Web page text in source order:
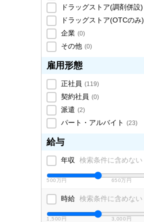
ドラッグストア(調剤併設)
ドラッグストア(OTCのみ)
企業 (0)
その他 (0)
雇用形態
正社員 (119)
契約社員 (0)
派遣 (2)
パート・アルバイト (23)
給与
年収 検索条件に含めない
500万円 650万円
時給 検索条件に含めない
1,500円 3,000円